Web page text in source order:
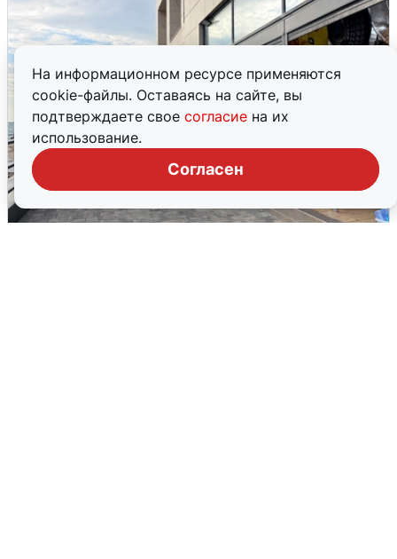
На информационном ресурсе применяются
cookie-файлы. Оставаясь на сайте, вы
подтверждаете свое согласие на их
использование.
Согласен